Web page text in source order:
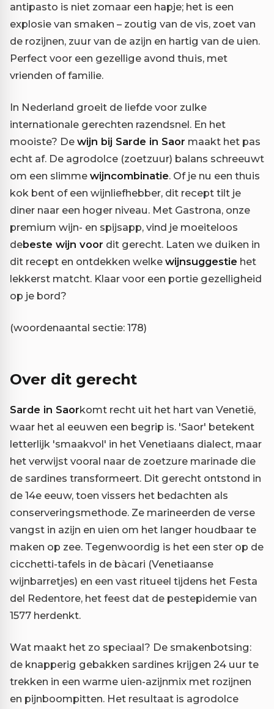
antipasto is niet zomaar een hapje; het is een
explosie van smaken – zoutig van de vis, zoet van
de rozijnen, zuur van de azijn en hartig van de uien.
Perfect voor een gezellige avond thuis, met
vrienden of familie.
In Nederland groeit de liefde voor zulke
internationale gerechten razendsnel. En het
mooiste? De wijn bij Sarde in Saor maakt het pas
echt af. De agrodolce (zoetzuur) balans schreeuwt
om een slimme wijncombinatie. Of je nu een thuis
kok bent of een wijnliefhebber, dit recept tilt je
diner naar een hoger niveau. Met Gastrona, onze
premium wijn- en spijsapp, vind je moeiteloos
debeste wijn voor dit gerecht. Laten we duiken in
dit recept en ontdekken welke wijnsuggestie het
lekkerst matcht. Klaar voor een portie gezelligheid
op je bord?
(woordenaantal sectie: 178)
Over dit gerecht
Sarde in Saorkomt recht uit het hart van Venetië,
waar het al eeuwen een begrip is. 'Saor' betekent
letterlijk 'smaakvol' in het Venetiaans dialect, maar
het verwijst vooral naar de zoetzure marinade die
de sardines transformeert. Dit gerecht ontstond in
de 14e eeuw, toen vissers het bedachten als
conserveringsmethode. Ze marineerden de verse
vangst in azijn en uien om het langer houdbaar te
maken op zee. Tegenwoordig is het een ster op de
cicchetti-tafels in de bàcari (Venetiaanse
wijnbarretjes) en een vast ritueel tijdens het Festa
del Redentore, het feest dat de pestepidemie van
1577 herdenkt.
Wat maakt het zo speciaal? De smakenbotsing:
de knapperig gebakken sardines krijgen 24 uur te
trekken in een warme uien-azijnmix met rozijnen
en pijnboompitten. Het resultaat is agrodolce